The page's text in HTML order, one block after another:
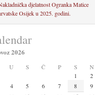
djelatnost Ogranka Matice
Osijek u 2025. godini.
2026
U S Č P S N
1
2
4 5 6 7 8
9